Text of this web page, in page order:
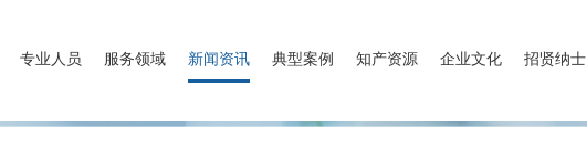
专业人员 服务领域 新闻资讯 典型案例 知产资源 企业文化 招贤纳士